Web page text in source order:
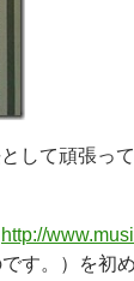
して頑張っ
http://
す。）を初